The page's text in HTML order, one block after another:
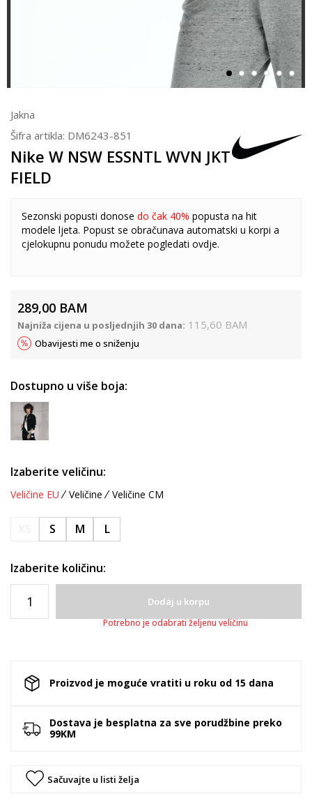
Jakna
Šifra artikla: DM6243-851
Nike W NSW ESSNTL WVN JKT
FIELD
Sezonski popusti donose do čak 40% popusta na hit
modele ljeta. Popust se obračunava automatski u korpi a
cjelokupnu ponudu možete pogledati ovdje.
289,00 BAM
Najniža cijena u posljednjih 30 dana: 115,60 BAM
Obavijesti me o sniženju
Dostupno u više boja:
Izaberite veličinu:
Veličine EU Veličine Veličine CM
S M L
Izaberite količinu:
Dodaj u korpu
Potrebno je odabrati željenu veličinu
Proizvod je moguće vratiti u roku od 15 dana
Dostava je besplatna za sve porudžbine preko
99KM
Sačuvajte u listi želja